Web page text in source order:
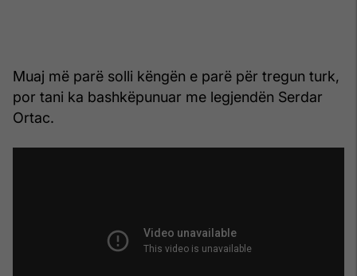
Muaj më parë solli këngën e parë për tregun turk,
por tani ka bashkëpunuar me legjendën Serdar
Ortac.